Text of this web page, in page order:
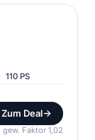
110 PS
Zum Deal
gew. Faktor 1,02